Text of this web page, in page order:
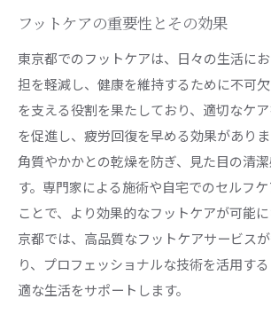
プロが教える効果的なフットケ
東京都内で人気のフットケア
フットケアサロンの施術メニ
初めてのフットケアサロン訪
きポイント
東京都内のサロンで受けられ
ア体験
フットケアサロンと自宅ケア
的な足
東京都でのフットケアがもたらす意
フットケアの重要性とその効果
東京都でのフットケアは、日々の生活に
担を軽減し、健康を維持するために不可
を支える役割を果たしており、適切なケ
を促進し、疲労回復を早める効果があり
角質やかかとの乾燥を防ぎ、見た目の清
す。専門家による施術や自宅でのセルフ
ことで、より効果的なフットケアが可能
京都では、高品質なフットケアサービス
り、プロフェッショナルな技術を活用す
適な生活をサポートします。